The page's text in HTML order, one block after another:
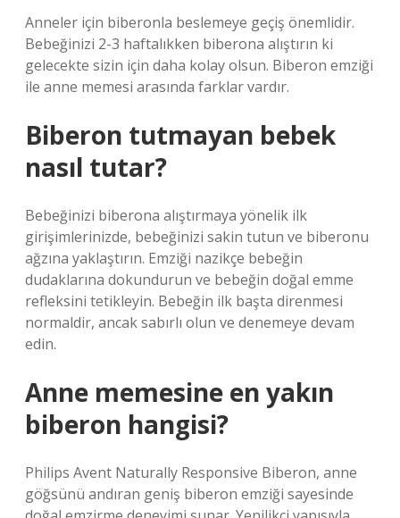
Anneler için biberonla beslemeye geçiş önemlidir.
Bebeğinizi 2-3 haftalıkken biberona alıştırın ki
gelecekte sizin için daha kolay olsun. Biberon emziği
ile anne memesi arasında farklar vardır.
Biberon tutmayan bebek
nasıl tutar?
Bebeğinizi biberona alıştırmaya yönelik ilk
girişimlerinizde, bebeğinizi sakin tutun ve biberonu
ağzına yaklaştırın. Emziği nazikçe bebeğin
dudaklarına dokundurun ve bebeğin doğal emme
refleksini tetikleyin. Bebeğin ilk başta direnmesi
normaldir, ancak sabırlı olun ve denemeye devam
edin.
Anne memesine en yakın
biberon hangisi?
Philips Avent Naturally Responsive Biberon, anne
göğsünü andıran geniş biberon emziği sayesinde